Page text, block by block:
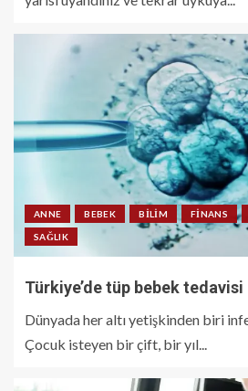
ANNE BEBEK BILIM FINANS
SAĞLIK
Türkiye’de tüp bebek tedavisi
Dünyada her altı yetişkinden biri
Çocuk isteyen bir çift, bir yıl...